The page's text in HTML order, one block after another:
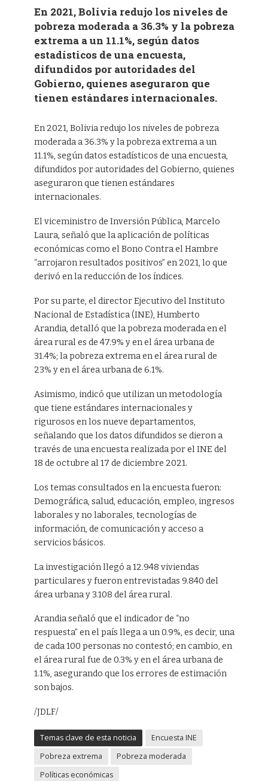
En 2021, Bolivia redujo los niveles de
pobreza moderada a 36.3% y la pobreza
extrema a un 11.1%, según datos
estadísticos de una encuesta,
difundidos por autoridades del
Gobierno, quienes aseguraron que
tienen estándares internacionales.
En 2021, Bolivia redujo los niveles de pobreza
moderada a 36.3% y la pobreza extrema a un
11.1%, según datos estadísticos de una encuesta,
difundidos por autoridades del Gobierno, quienes
aseguraron que tienen estándares
internacionales.
El viceministro de Inversión Pública, Marcelo
Laura, señaló que la aplicación de políticas
económicas como el Bono Contra el Hambre
“arrojaron resultados positivos” en 2021, lo que
derivó en la reducción de los índices.
Por su parte, el director Ejecutivo del Instituto
Nacional de Estadística (INE), Humberto
Arandia, detalló que la pobreza moderada en el
área rural es de 47.9% y en el área urbana de
31.4%; la pobreza extrema en el área rural de
23% y en el área urbana de 6.1%.
Asimismo, indicó que utilizan un metodología
que tiene estándares internacionales y
rigurosos en los nueve departamentos,
señalando que los datos difundidos se dieron a
través de una encuesta realizada por el INE del
18 de octubre al 17 de diciembre 2021.
Los temas consultados en la encuesta fueron:
Demográfica, salud, educación, empleo, ingresos
laborales y no laborales, tecnologías de
información, de comunicación y acceso a
servicios básicos.
La investigación llegó a 12.948 viviendas
particulares y fueron entrevistadas 9.840 del
área urbana y 3.108 del área rural.
Arandia señaló que el indicador de “no
respuesta” en el país llega a un 0.9%, es decir, una
de cada 100 personas no contestó; en cambio, en
el área rural fue de 0.3% y en el área urbana de
1.1%, asegurando que los errores de estimación
son bajos.
/JDLF/
Temas clave de esta noticia
Encuesta INE
Pobreza extrema
Pobreza moderada
Políticas económicas